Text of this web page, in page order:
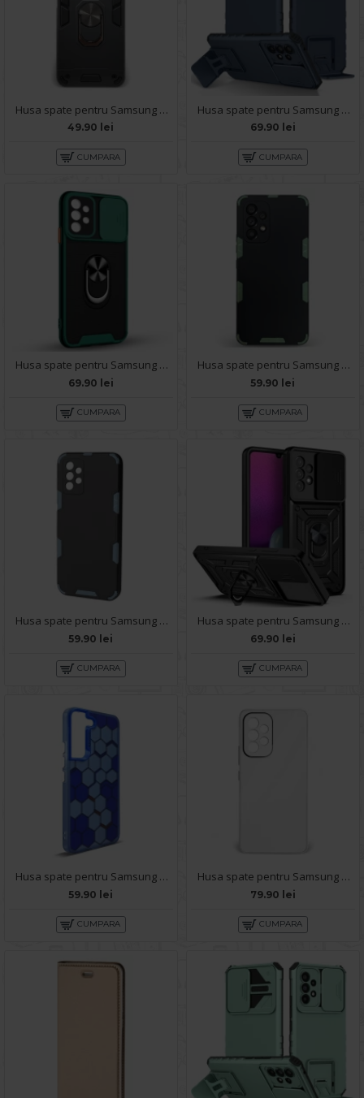
Husa spate pentru Samsung Galaxy A53 5G - Hybrid Case Stand Negru
49.90 lei
CUMPARA
Husa spate pentru Samsung A53 5G- Dragon Case Albastru
69.90 lei
CUMPARA
Husa spate pentru Samsung Galaxy A53 5G - Slide Case Verde
69.90 lei
CUMPARA
Husa spate pentru Samsung Galaxy A53 5G - Mantis Case Negru / Verde
59.90 lei
CUMPARA
Husa spate pentru Samsung Galaxy A53 5G - Mantis Case Negru / Bleu
59.90 lei
CUMPARA
Husa spate pentru Samsung Galaxy A53 5G - Slide Case Negru
69.90 lei
CUMPARA
Husa spate pentru Samsung Galaxy A53 5G- Bozo case Albastru
59.90 lei
CUMPARA
Husa spate pentru Samsung Galaxy A53 5G - Lito Case Alb
79.90 lei
CUMPARA